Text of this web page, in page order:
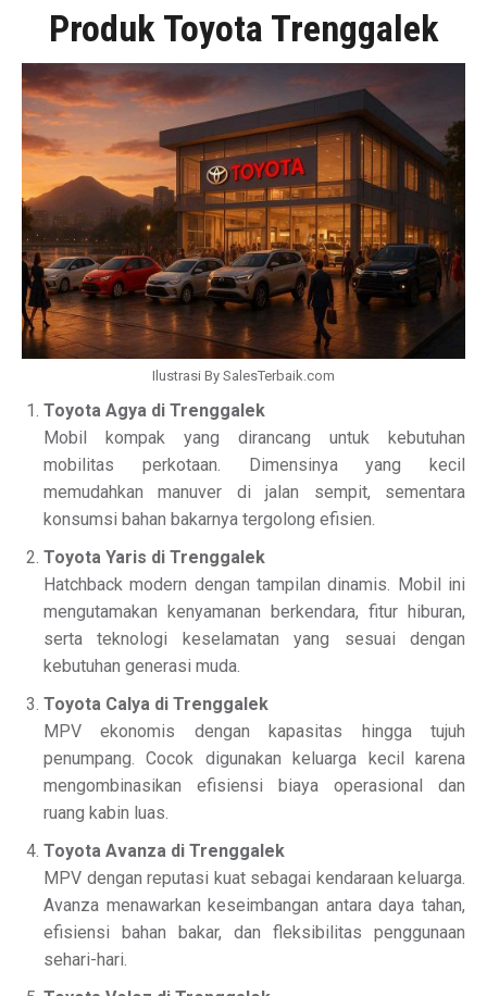
Produk Toyota Trenggalek
Ilustrasi By SalesTerbaik.com
Toyota Agya di Trenggalek
Mobil kompak yang dirancang untuk kebutuhan
mobilitas perkotaan. Dimensinya yang kecil
memudahkan manuver di jalan sempit, sementara
konsumsi bahan bakarnya tergolong efisien.
Toyota Yaris di Trenggalek
Hatchback modern dengan tampilan dinamis. Mobil ini
mengutamakan kenyamanan berkendara, fitur hiburan,
serta teknologi keselamatan yang sesuai dengan
kebutuhan generasi muda.
Toyota Calya di Trenggalek
MPV ekonomis dengan kapasitas hingga tujuh
penumpang. Cocok digunakan keluarga kecil karena
mengombinasikan efisiensi biaya operasional dan
ruang kabin luas.
Toyota Avanza di Trenggalek
MPV dengan reputasi kuat sebagai kendaraan keluarga.
Avanza menawarkan keseimbangan antara daya tahan,
efisiensi bahan bakar, dan fleksibilitas penggunaan
sehari-hari.